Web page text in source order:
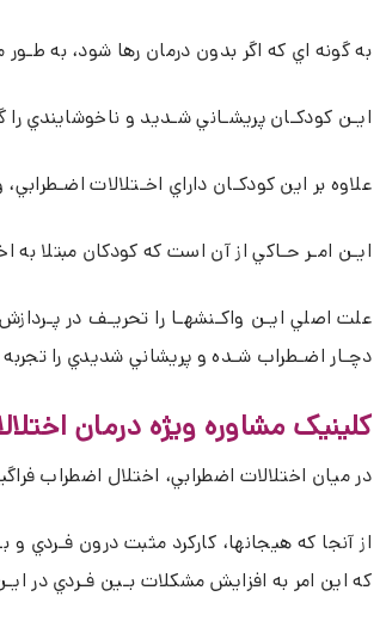
به گونه اي كه اگر بدون درمان رها شود، به
ايـن كودكـان پريشـاني شـديد و ناخوشايندي را
علاوه بر اين كودكـان داراي اخـتلالات
ايـن امـر حـاكي از آن است كه كودكان مبتلا
علت اصلي ايـن واكـنشهـا را تحريـف در
دچـار اضـطراب شـده و پريشاني شديدي را تجربه
کلینیک مشاوره ویژه درمان
در ميان اختلالات اضطرابي، اختلال اضطراب
از آنجا كه هيجانها، كاركرد مثبت درون فـردي
كه اين امر به افزايش مشكلات بـين فـردي در